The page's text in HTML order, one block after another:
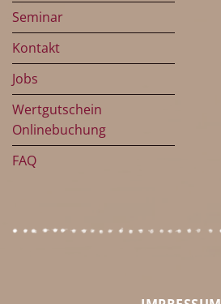
Seminar
Kontakt
Jobs
Wertgutschein
Onlinebuchung
FAQ